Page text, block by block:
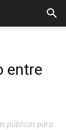
entre
públicas para